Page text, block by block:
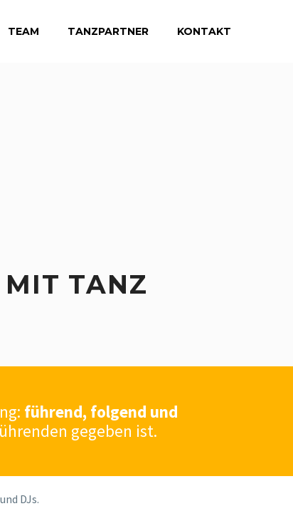
TEAM TANZPARTNER KONTAKT
MIT TANZ
führend, folgend und
gegeben ist.
DJs.